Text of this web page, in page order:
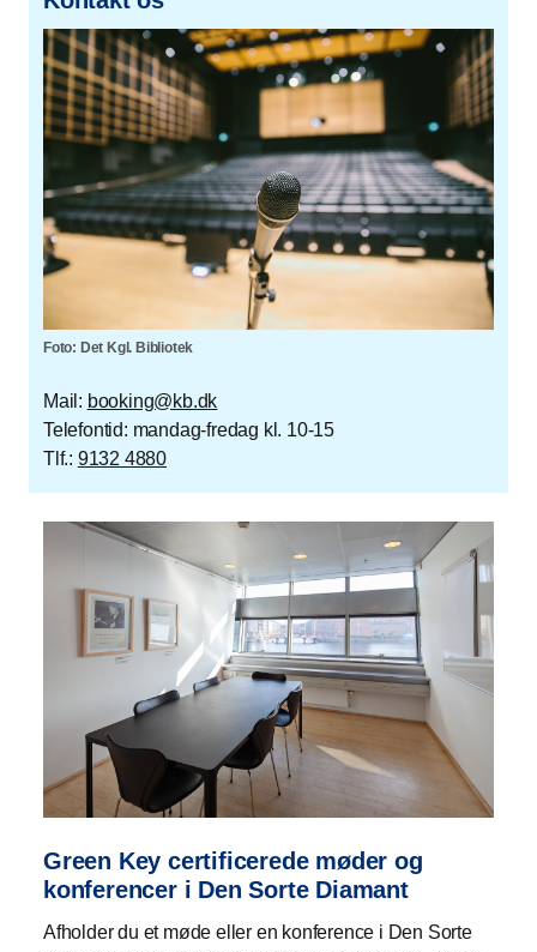
Foto: Det Kgl. Bibliotek
Mail: booking@kb.dk
Telefontid: mandag-fredag kl. 10-15
Tlf.: 9132 4880
Green Key certificerede møder og
konferencer i Den Sorte Diamant
Afholder du et møde eller en konference i Den Sorte